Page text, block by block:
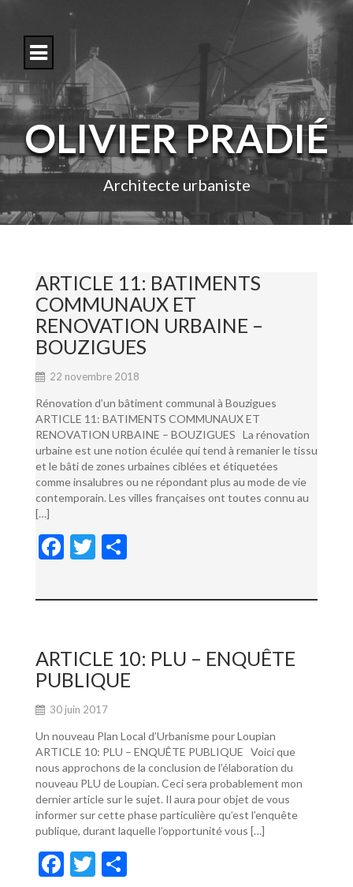
o
c
n
e
OLIVIER PRADIÉ
Architecte urbaniste
ARTICLE 11: BATIMENTS
COMMUNAUX ET
RENOVATION URBAINE –
BOUZIGUES
22 novembre 2018
Rénovation d’un bâtiment communal à Bouzigues
ARTICLE 11: BATIMENTS COMMUNAUX ET
RENOVATION URBAINE – BOUZIGUES La rénovation
urbaine est une notion éculée qui tend à remanier le tissu
et le bâti de zones urbaines ciblées et étiquetées
comme insalubres ou ne répondant plus au mode de vie
contemporain. Les villes françaises ont toutes connu au
[…]
F
e
o
o
k
T
itt ta
er
ARTICLE 10: PLU – ENQUÊTE
PUBLIQUE
30 juin 2017
Un nouveau Plan Local d’Urbanisme pour Loupian
ARTICLE 10: PLU – ENQUÊTE PUBLIQUE Voici que
nous approchons de la conclusion de l’élaboration du
nouveau PLU de Loupian. Ceci sera probablement mon
dernier article sur le sujet. Il aura pour objet de vous
informer sur cette phase particulière qu’est l’enquête
publique, durant laquelle l’opportunité vous […]
F
T